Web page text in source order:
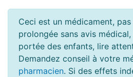
Ceci est un médicament,
prolongée sans avis
portée des enfants, lire
Demandez conseil à votre
pharmacien. Si des effets